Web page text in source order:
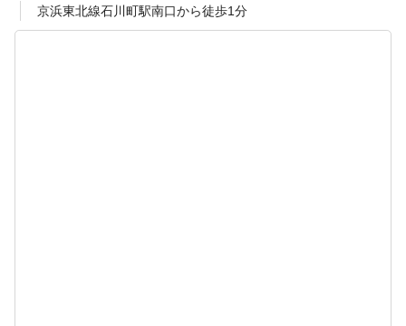
京浜東北線石川町駅南口から徒歩1分